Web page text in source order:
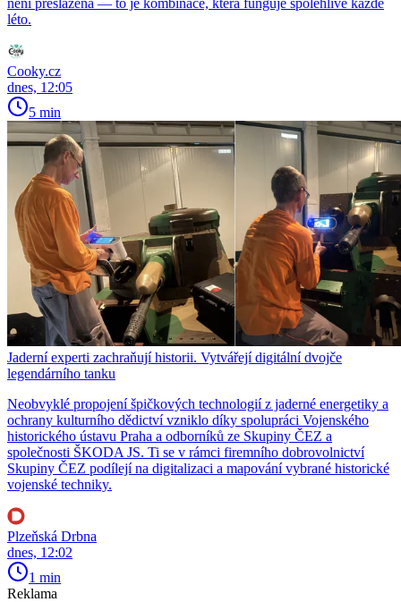
léto.
Cooky.cz
dnes, 12:05
5 min
Jaderní experti zachraňují historii. Vytvářejí digitální dvojče
legendárního tanku
Neobvyklé propojení špičkových technologií z jaderné energetiky a
ochrany kulturního dědictví vzniklo díky spolupráci Vojenského
historického ústavu Praha a odborníků ze Skupiny ČEZ a
společnosti ŠKODA JS. Ti se v rámci firemního dobrovolnictví
Skupiny ČEZ podílejí na digitalizaci a mapování vybrané historické
vojenské techniky.
Plzeňská Drbna
dnes, 12:02
1 min
Reklama